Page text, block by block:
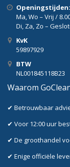
Openingstijden:
Ma, Wo – Vrij /
Di, Za, Zo –
KvK
59897929
BTW
NL001845118B23
Waarom
✔ Betrouwbaar
✔ Voor 12:00 uur
✔ De groothandel
✔ Enige officiële